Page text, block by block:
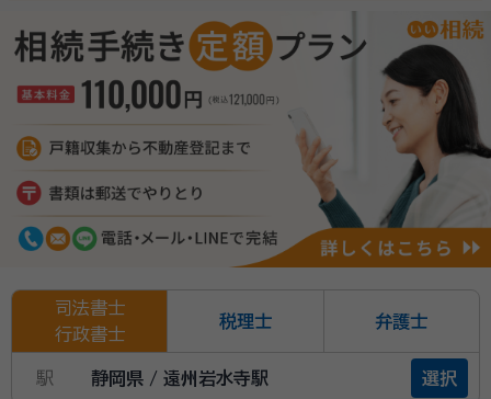
司法書士
行政書士
税理士 弁護士
駅 静岡県 / 遠州岩水寺駅 選択